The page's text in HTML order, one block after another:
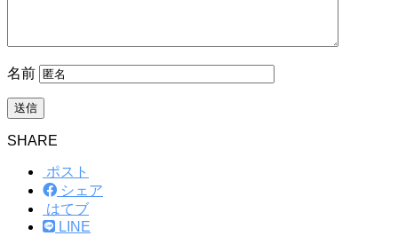
名前
SHARE
ポスト
シェア
はてブ
LINE